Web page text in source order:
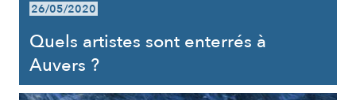
26/05/2020
Quels artistes sont enterrés à
Auvers ?